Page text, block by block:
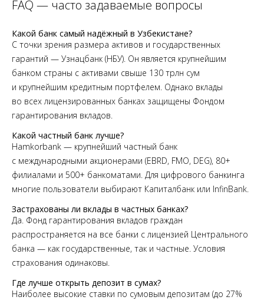
FAQ — часто задаваемые вопросы
Какой банк самый надёжный в Узбекистане?
С точки зрения размера активов и государственных
гарантий — Узнацбанк (НБУ). Он является крупнейшим
банком страны с активами свыше 130 трлн сум
и крупнейшим кредитным портфелем. Однако вклады
во всех лицензированных банках защищены Фондом
гарантирования вкладов.
Какой частный банк лучше?
Hamkorbank — крупнейший частный банк
с международными акционерами (EBRD, FMO, DEG), 80+
филиалами и 500+ банкоматами. Для цифрового банкинга
многие пользователи выбирают Капиталбанк или InfinBank.
Застрахованы ли вклады в частных банках?
Да. Фонд гарантирования вкладов граждан
распространяется на все банки с лицензией Центрального
банка — как государственные, так и частные. Условия
страхования одинаковы.
Где лучше открыть депозит в сумах?
Наиболее высокие ставки по сумовым депозитам (до 27%